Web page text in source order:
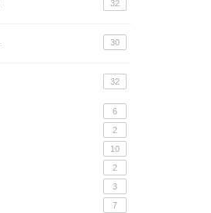
32
30
32
6
2
10
2
3
7